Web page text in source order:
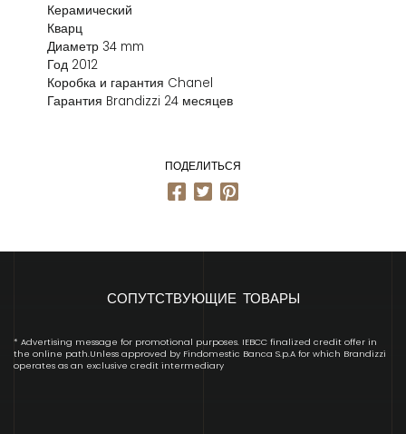
Керамический
Кварц
Диаметр 34 mm
Год 2012
Коробка и гарантия Chanel
Гарантия Brandizzi 24 месяцев
ПОДЕЛИТЬСЯ
СОПУТСТВУЮЩИЕ ТОВАРЫ
* Advertising message for promotional purposes. IEBCC finalized credit offer in
the online path.Unless approved by Findomestic Banca S.p.A for which Brandizzi
operates as an exclusive credit intermediary